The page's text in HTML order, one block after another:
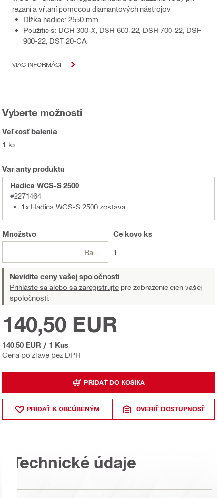
rezaní a vŕtaní pomocou diamantových nástrojov
Dĺžka hadice: 2550 mm
Použitie s: DCH 300-X, DSH 600-22, DSH 700-22, DSH
900-22, DST 20-CA
VIAC INFORMÁCIÍ
Vyberte možnosti
Veľkosť balenia
1 ks
Varianty produktu
Hadica WCS-S 2500
#2271464
1x Hadica WCS-S 2500 zostava
Množstvo Celkovo ks
1
Nevidíte ceny vašej spoločnosti
Prihláste sa alebo sa zaregistrujte pre zobrazenie cien vašej
spoločnosti.
Cena po zľave bez DPH
140,50 EUR
140,50 EUR / 1 Kus
PRIDAŤ DO KOŠÍKA
PRIDAŤ K OBĽÚBENÝM OVERIŤ DOSTUPNOSŤ
Technické údaje